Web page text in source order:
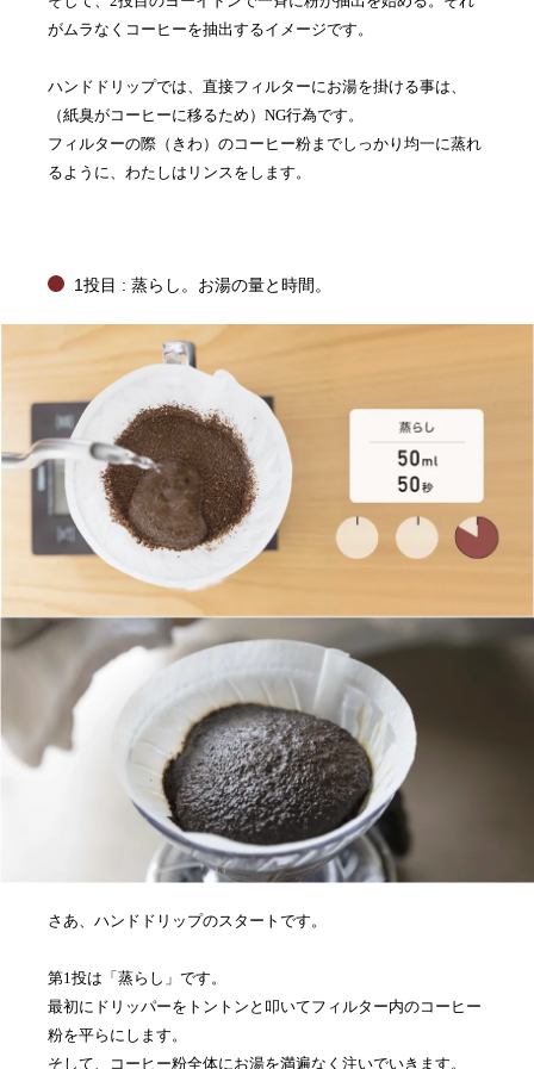
がムラなくコーヒーを抽出するイメージです。
ハンドドリップでは、直接フィルターにお湯を掛ける事は、
（紙臭がコーヒーに移るため）NG行為です。
フィルターの際（きわ）のコーヒー粉までしっかり均一に蒸れ
るように、わたしはリンスをします。
1投目 : 蒸らし。お湯の量と時間。
さあ、ハンドドリップのスタートです。
第1投は「蒸らし」です。
最初にドリッパーをトントンと叩いてフィルター内のコーヒー
粉を平らにします。
そして、コーヒー粉全体にお湯を満遍なく注いでいきます。